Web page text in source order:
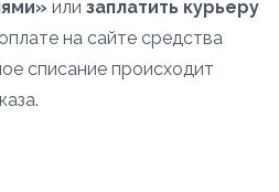
или заплатить курьеру
на сайте средства
списание происходит